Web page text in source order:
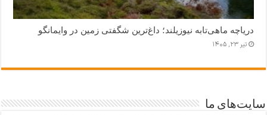
دریاچه ماهی‌تابه نیوزیلند؛ داغ‌ترین شگفتی زمین در وایمانگو
تیر ۲۳, ۱۴۰۵
سایت‌های ما